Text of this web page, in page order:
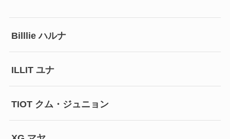
Billlie ハルナ
ILLIT ユナ
TIOT クム・ジュニョン